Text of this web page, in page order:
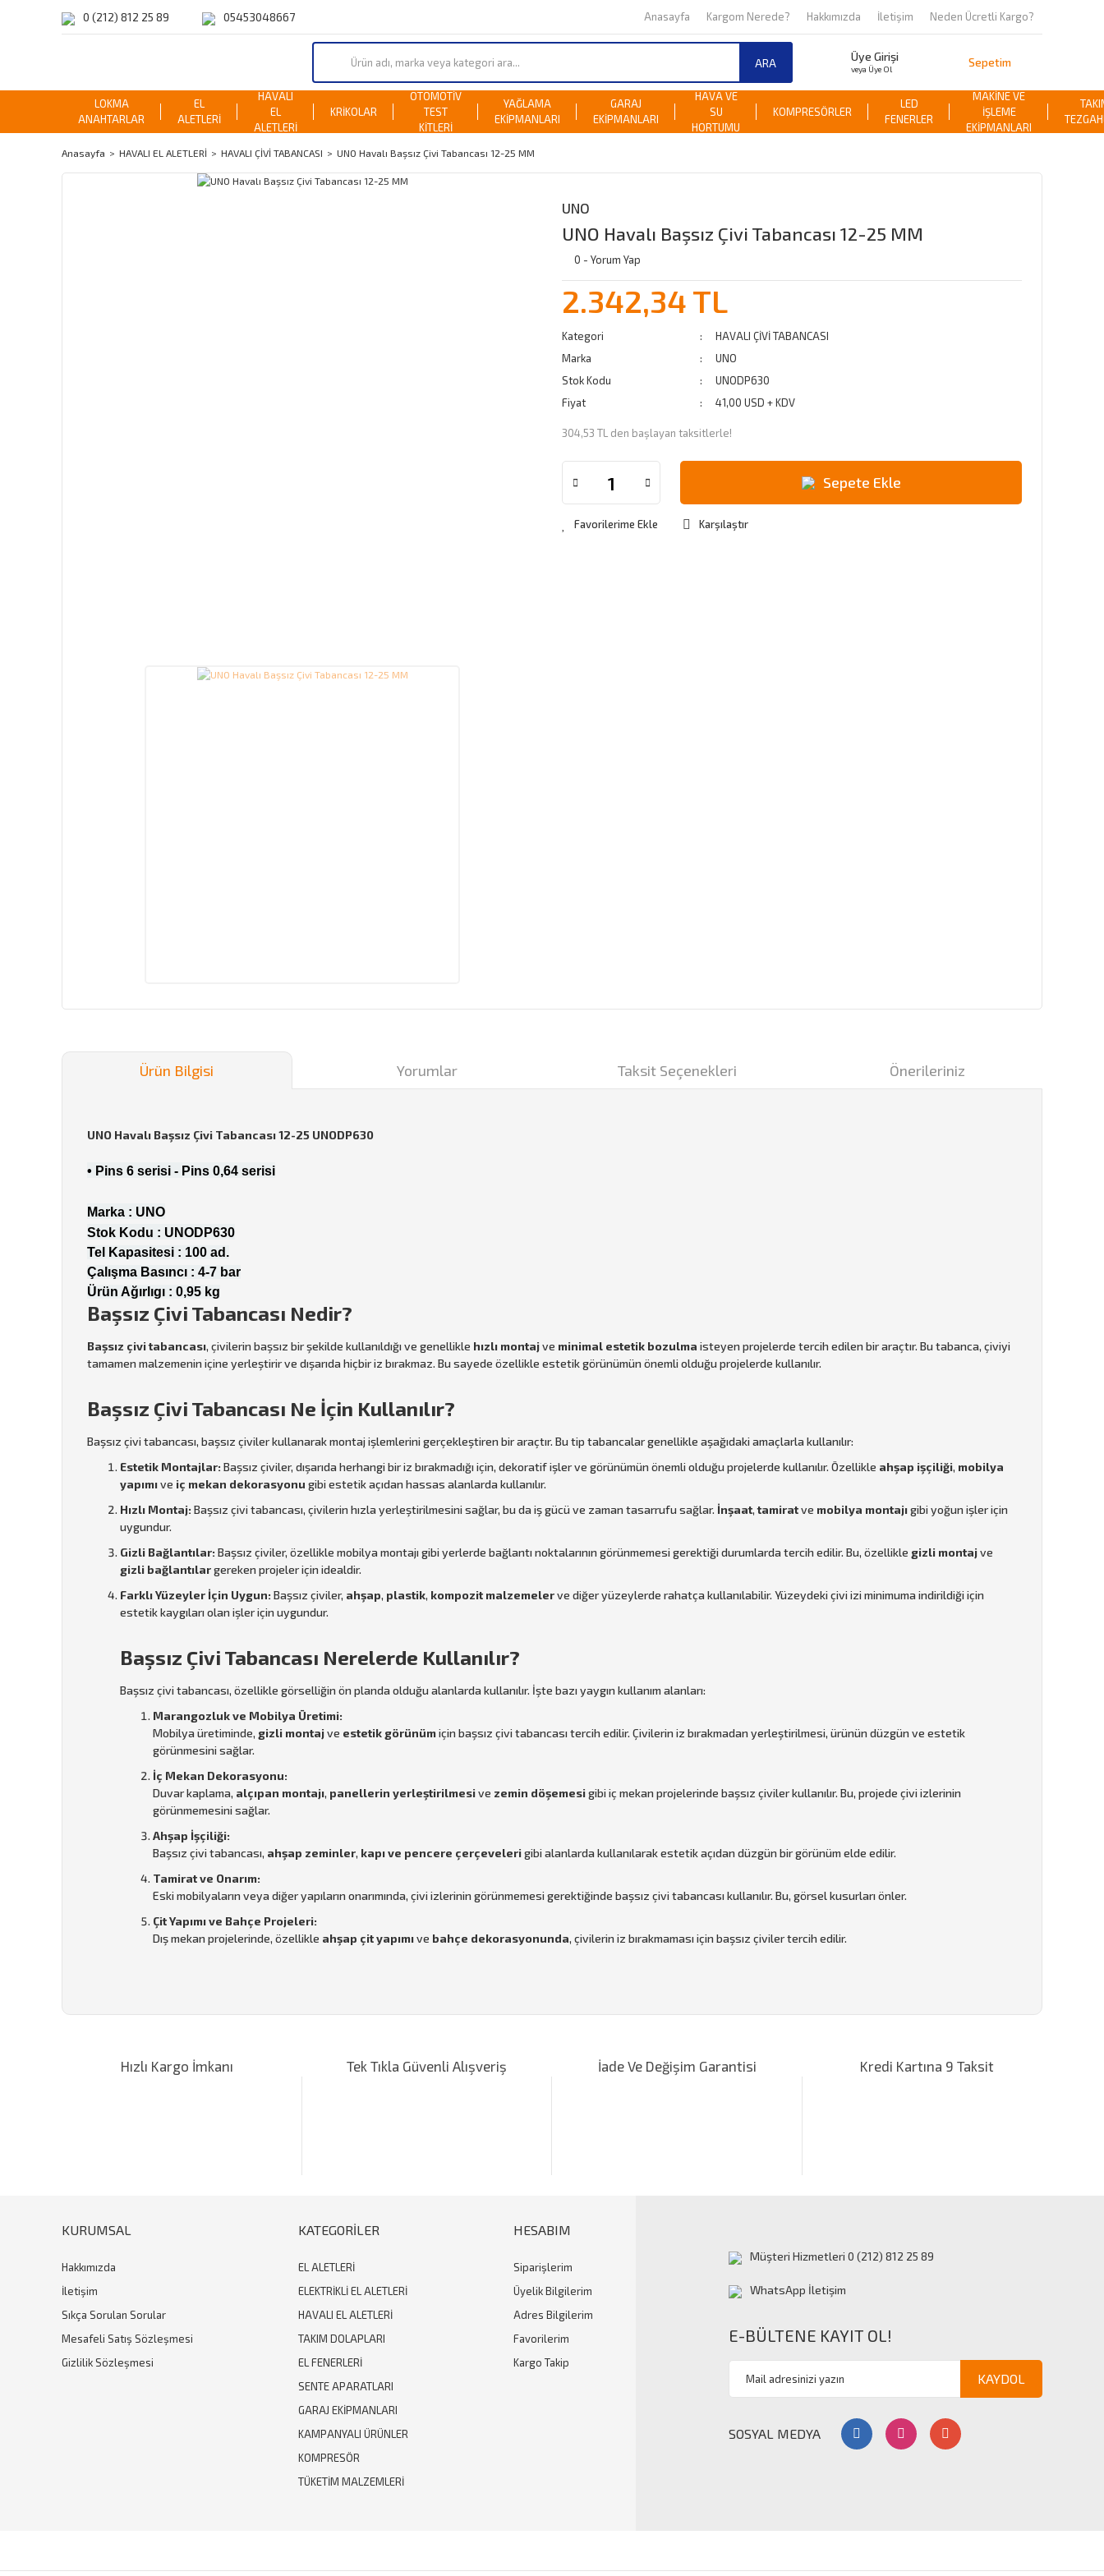
0 (212) 812 25 89 05453048667 Anasayfa Kargom Nerede? Hakkımızda İletişim Neden Ücretli Kargo?
ARA Üye Girişi
veya Üye Ol Sepetim
LOKMA
ANAHTARLAR
EL
ALETLERİ
HAVALI
EL
ALETLERİ
KRİKOLAR
OTOMOTİV
TEST
KİTLERİ
YAĞLAMA
EKİPMANLARI
GARAJ
EKİPMANLARI
HAVA VE
SU
HORTUMU
KOMPRESÖRLER
LED
FENERLER
MAKİNE VE
İŞLEME
EKİPMANLARI
Anasayfa HAVALI EL ALETLERİ HAVALI ÇİVİ TABANCASI UNO Havalı Başsız Çivi Tabancası 12-25 MM
UNO
UNO Havalı Başsız Çivi Tabancası 12-25 MM
0 - Yorum Yap
2.342,34 TL
Kategori
HAVALI ÇİVİ TABANCASI
Marka
UNO
Stok Kodu
UNODP630
Fiyat
41,00 USD + KDV
304,53 TL den başlayan taksitlerle!
Sepete Ekle
Karşılaştır
Ürün Bilgisi Yorumlar Taksit Seçenekleri Önerileriniz
UNO Havalı Başsız Çivi Tabancası 12-25 UNODP630
• Pins 6 serisi - Pins 0,64 serisi
Marka : UNO
Stok Kodu : UNODP630
Tel Kapasitesi : 100 ad.
Çalışma Basıncı : 4-7 bar
Ürün Ağırlıgı : 0,95 kg
Başsız Çivi Tabancası Nedir?
Başsız çivi tabancası, çivilerin başsız bir şekilde kullanıldığı ve genellikle hızlı montajve minimal estetik bozulma isteyen projelerde tercih edilen bir araçtır. Bu tabanca, çiviyi
tamamen malzemenin içine yerleştirir ve dışarıda hiçbir iz bırakmaz. Bu sayede özellikle estetik görünümün önemli olduğu projelerde kullanılır.
Başsız Çivi Tabancası Ne İçin Kullanılır?
Başsız çivi tabancası, başsız çiviler kullanarak montaj işlemlerini gerçekleştiren bir araçtır. Bu tip tabancalar genellikle aşağıdaki amaçlarla kullanılır:
Estetik Montajlar: Başsız çiviler, dışarıda herhangi bir iz bırakmadığı için, dekoratif işler ve görünümün önemli olduğu projelerde kullanılır. Özellikle ahşap işçiliği, mobilya
yapımıve iç mekan dekorasyonu gibi estetik açıdan hassas alanlarda kullanılır.
Hızlı Montaj: Başsız çivi tabancası, çivilerin hızla yerleştirilmesini sağlar, bu da iş gücü ve zaman tasarrufu sağlar. İnşaat,tamiratve mobilya montajıgibi yoğun işler için
uygundur.
Gizli Bağlantılar: Başsız çiviler, özellikle mobilya montajı gibi yerlerde bağlantı noktalarının görünmemesi gerektiği durumlarda tercih edilir. Bu, özellikle gizli montajve
gizli bağlantılargereken projeler için idealdir.
Farklı Yüzeyler İçin Uygun: Başsız çiviler, ahşap, plastik, kompozit malzemelerve diğer yüzeylerde rahatça kullanılabilir. Yüzeydeki çivi izi minimuma indirildiği için
estetik kaygıları olan işler için uygundur.
Başsız Çivi Tabancası Nerelerde Kullanılır?
Başsız çivi tabancası, özellikle görselliğin ön planda olduğu alanlarda kullanılır. İşte bazı yaygın kullanım alanları:
Marangozluk ve Mobilya Üretimi:
Mobilya üretiminde, gizli montajve estetik görünümiçin başsız çivi tabancası tercih edilir. Çivilerin iz bırakmadan yerleştirilmesi, ürünün düzgün ve estetik
görünmesini sağlar.
İç Mekan Dekorasyonu:
Duvar kaplama, alçıpan montajı, panellerin yerleştirilmesive zemin döşemesigibi iç mekan projelerinde başsız çiviler kullanılır. Bu, projede çivi izlerinin
görünmemesini sağlar.
Ahşap İşçiliği:
Başsız çivi tabancası, ahşap zeminler, kapı ve pencere çerçevelerigibi alanlarda kullanılarak estetik açıdan düzgün bir görünüm elde edilir.
Tamirat ve Onarım:
Eski mobilyaların veya diğer yapıların onarımında, çivi izlerinin görünmemesi gerektiğinde başsız çivi tabancası kullanılır. Bu, görsel kusurları önler.
Çit Yapımı ve Bahçe Projeleri:
Dış mekan projelerinde, özellikle ahşap çit yapımıve bahçe dekorasyonunda, çivilerin iz bırakmaması için başsız çiviler tercih edilir.
Ürün resmi kalitesiz, bozuk veya görüntülenemiyor.
Gönder
Hızlı Kargo İmkanı Tek Tıkla Güvenli Alışveriş İade Ve Değişim Garantisi Kredi Kartına 9 Taksit
KURUMSAL
Hakkımızda
İletişim
Sıkça Sorulan Sorular
Mesafeli Satış Sözleşmesi
Gizlilik Sözleşmesi
KATEGORİLER
EL ALETLERİ
ELEKTRİKLİ EL ALETLERİ
HAVALI EL ALETLERİ
TAKIM DOLAPLARI
EL FENERLERİ
SENTE APARATLARI
GARAJ EKİPMANLARI
KAMPANYALI ÜRÜNLER
KOMPRESÖR
TÜKETİM MALZEMLERİ
HESABIM
Siparişlerim
Üyelik Bilgilerim
Adres Bilgilerim
Favorilerim
Kargo Takip
Müşteri Hizmetleri 0 (212) 812 25 89
WhatsApp İletişim
E-BÜLTENE KAYIT OL!
KAYDOL
SOSYAL MEDYA